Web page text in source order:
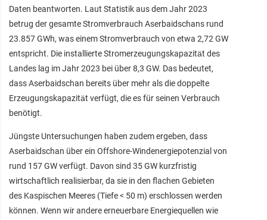
Daten beantworten. Laut Statistik aus dem Jahr 2023
betrug der gesamte Stromverbrauch Aserbaidschans rund
23.857 GWh, was einem Stromverbrauch von etwa 2,72 GW
entspricht. Die installierte Stromerzeugungskapazität des
Landes lag im Jahr 2023 bei über 8,3 GW. Das bedeutet,
dass Aserbaidschan bereits über mehr als die doppelte
Erzeugungskapazität verfügt, die es für seinen Verbrauch
benötigt.
Jüngste Untersuchungen haben zudem ergeben, dass
Aserbaidschan über ein Offshore-Windenergiepotenzial von
rund 157 GW verfügt. Davon sind 35 GW kurzfristig
wirtschaftlich realisierbar, da sie in den flachen Gebieten
des Kaspischen Meeres (Tiefe < 50 m) erschlossen werden
können. Wenn wir andere erneuerbare Energiequellen wie